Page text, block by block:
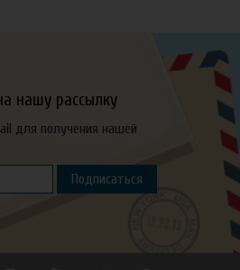
нашу рассылку
для получения нашей
Подписаться